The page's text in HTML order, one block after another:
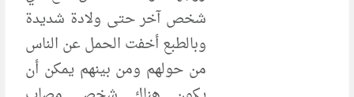
شخص آخر حتى ولادة شديدة
وبالطبع أخفت الحمل عن الناس
من حولهم ومن بينهم يمكن أن